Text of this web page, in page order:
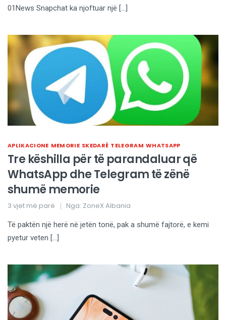
01News Snapchat ka njoftuar një […]
APLIKACIONE MEMORIE SKEDARË TELEGRAM WHATSAPP
Tre këshilla për të parandaluar që
WhatsApp dhe Telegram të zënë
shumë memorie
3 vjet më parë Nga: ZoneX Albania
Të paktën një herë në jetën tonë, pak a shumë fajtorë, e kemi
pyetur veten […]